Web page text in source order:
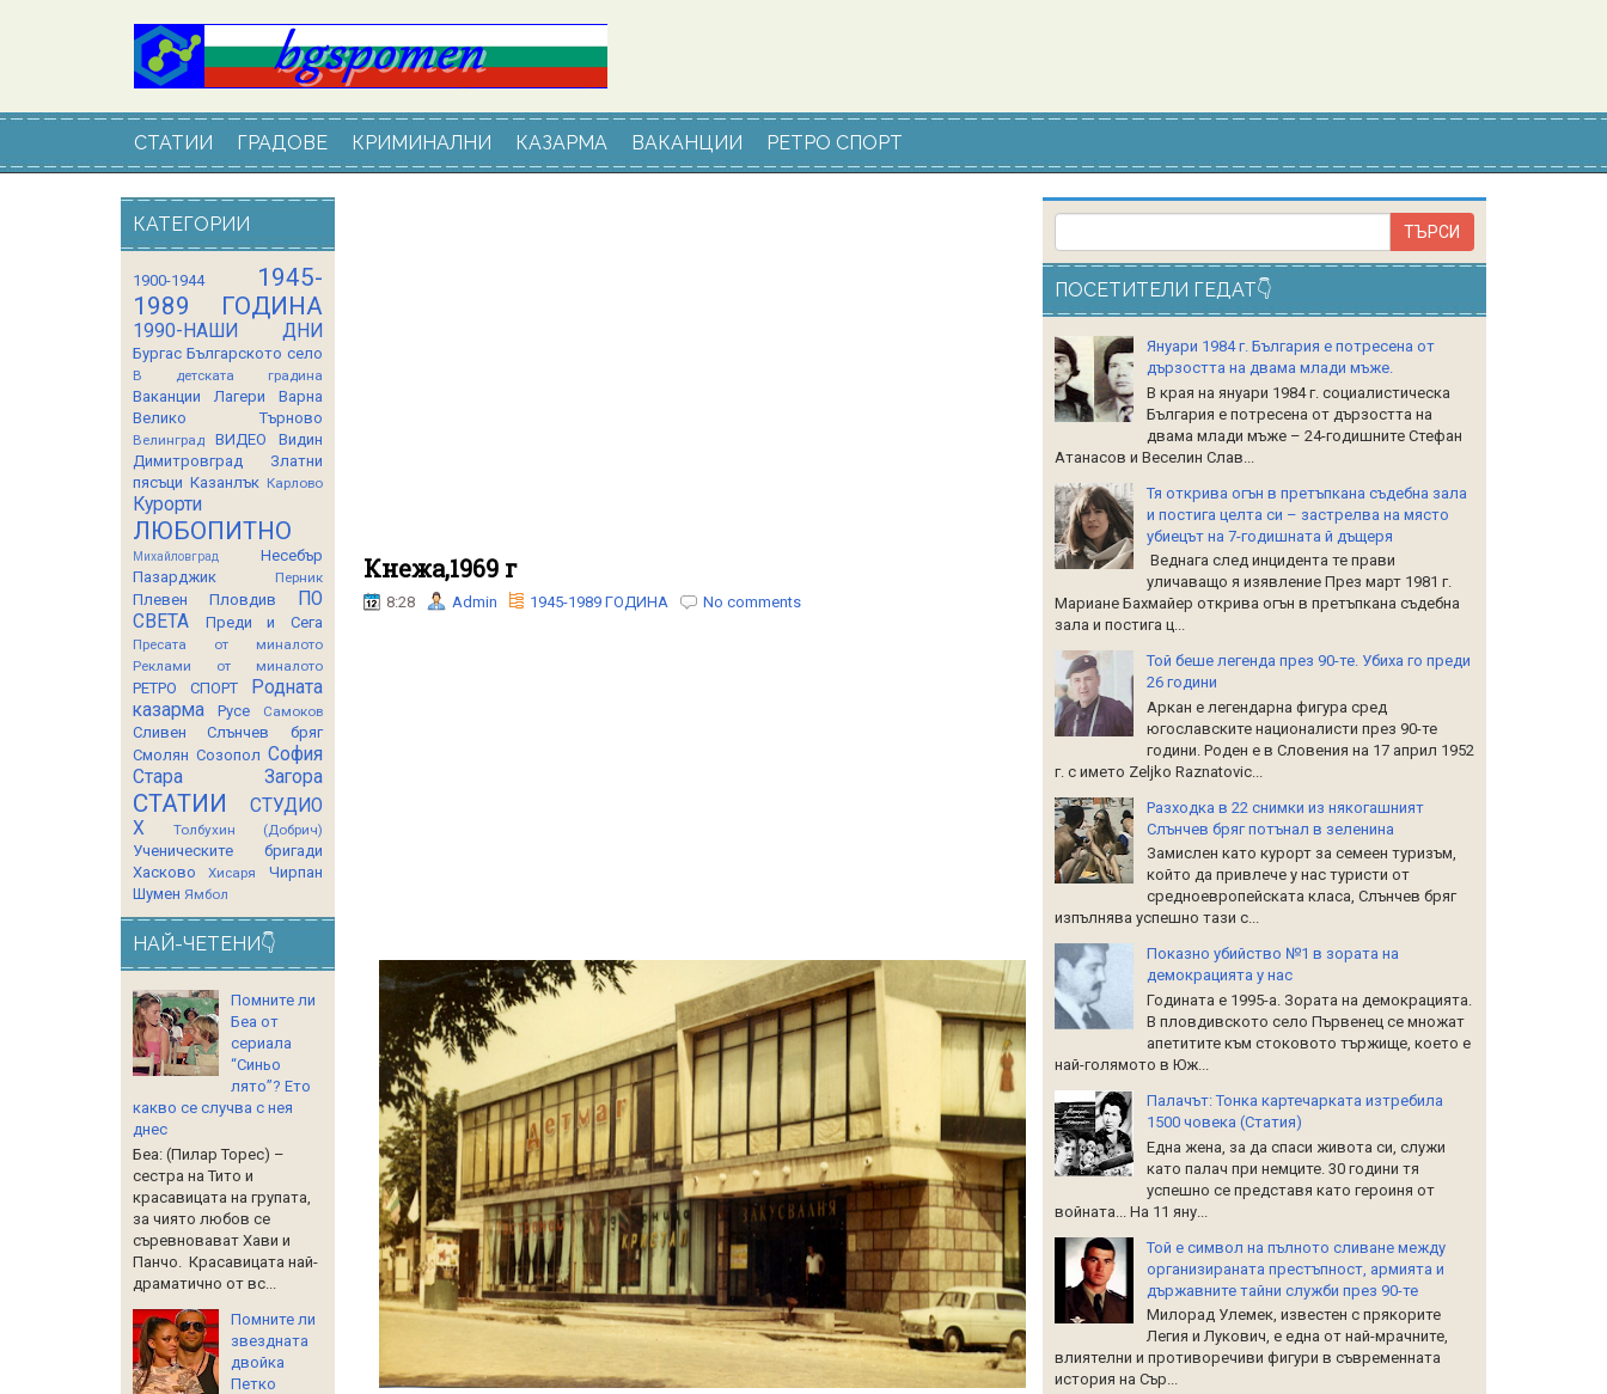
СТАТИИ ГРАДОВЕ КРИМИНАЛНИ КАЗАРМА ВАКАНЦИИ РЕТРО СПОРТ
Кнежа,1969 г
8:28 Admin 1945-1989 ГОДИНА No comments
КАТЕГОРИИ
1900-1944
1945-
1989 ГОДИНА
1990-НАШИ ДНИ
Бургас Българското село
В детската градина
Ваканции Лагери
Варна
Велико Търново
Велинград ВИДЕО
Видин
Димитровград
Златни
пясъци Казанлък Карлово
Курорти
ЛЮБОПИТНО
Михайловград
Несебър
Пазарджик
Перник
Плевен Пловдив
ПО
СВЕТА
Преди и Сега
Пресата от миналото
Реклами от миналото
РЕТРО СПОРТ
Родната
казарма
Русе Самоков
Сливен
Слънчев бряг
Смолян Созопол София
Стара Загора
СТАТИИ
СТУДИО
Х
Толбухин (Добрич)
Ученическите бригади
Хасково
Хисаря
Чирпан
Шумен Ямбол
НАЙ-ЧЕТЕНИ👇
Помните ли
Беа от
сериала
“Синьо
лято”? Ето
какво се случва с нея
днес
Беа: (Пилар Торес) –
сестра на Тито и
красавицата на групата,
за чиято любов се
съревновават Хави и
Панчо. Красавицата най-
драматично от вс...
Помните ли
звездната
двойка
Петко
ПОСЕТИТЕЛИ ГЕДАТ👇
Януари 1984 г. България е потресена от
дързостта на двама млади мъже.
В края на януари 1984 г. социалистическа
България е потресена от дързостта на
двама млади мъже – 24-годишните Стефан
Атанасов и Веселин Слав...
Тя открива огън в претъпкана съдебна зала
и постига целта си – застрелва на място
убиецът на 7-годишната й дъщеря
Веднага след инцидента те прави
уличаващо я изявление През март 1981 г.
Мариане Бахмайер открива огън в претъпкана съдебна
зала и постига ц...
Той беше легенда през 90-те. Убиха го преди
26 години
Аркан е легендарна фигура сред
югославските националисти през 90-те
години. Роден е в Словения на 17 април 1952
г. с името Zeljko Raznatoviс...
Разходка в 22 снимки из някогашният
Слънчев бряг потънал в зеленина
Замислен като курорт за семеен туризъм,
който да привлече у нас туристи от
средноевропейската класа, Слънчев бряг
изпълнява успешно тази с...
Показно убийство №1 в зората на
демокрацията у нас
Годината е 1995-а. Зората на демокрацията.
В пловдивското село Първенец се множат
апетитите към стоковото тържище, което е
най-голямото в Юж...
Палачът: Тонка картечарката изтребила
1500 човека (Статия)
Една жена, за да спаси живота си, служи
като палач при немците. 30 години тя
успешно се представя като героиня от
войната... На 11 яну...
Той е символ на пълното сливане между
организираната престъпност, армията и
държавните тайни служби през 90-те
Милорад Улемек, известен с прякорите
Легия и Лукович, е една от най-мрачните,
влиятелни и противоречиви фигури в съвременната
история на Сър...